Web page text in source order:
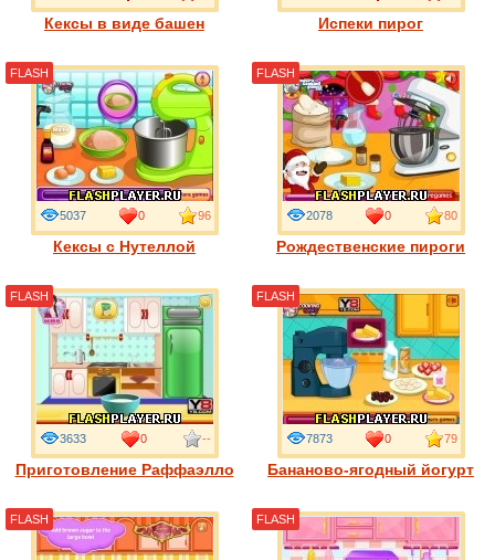
Кексы в виде башен Испеки пирог
Кексы с Нутеллой
5037 0 96
FLASH
Рождественские пироги
2078 0 80
FLASH
Приготовление Раффаэлло
3633 0 --
FLASH
Бананово-ягодный йогурт
7873 0 79
FLASH
FLASH FLASH